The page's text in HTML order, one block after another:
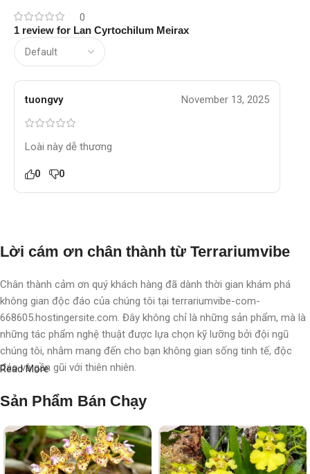
0
1 review for Lan Cyrtochilum Meirax
tuongvy November 13, 2025
Loài này dễ thương
0 0
Lời cám ơn chân thành từ Terrariumvibe
Chân thành cảm ơn quý khách hàng đã dành thời gian khám phá
không gian độc đáo của chúng tôi tại terrariumvibe-com-
668605.hostingersite.com. Đây không chỉ là những sản phẩm, mà là
những tác phẩm nghệ thuật được lựa chọn kỹ lưỡng bởi đội ngũ
chúng tôi, nhằm mang đến cho bạn không gian sống tinh tế, độc
đáo và gần gũi với thiên nhiên.
Với chúng tôi, terrarium không chỉ là nghệ thuật, mà còn là một triết
chúng tôi chăm chút, chắp cánh cho từng không gian, từng cá nhân.
Mỗi sản phẩm không chỉ là một vật trang trí, mà còn là một hành
trình khám phá thiên nhiên tinh tế được thể hiện qua từng chi tiết
Read More
Sản Phẩm Bán Chạy